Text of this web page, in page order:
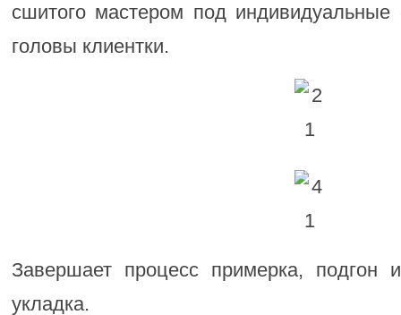
сшитого мастером под индивидуальные
головы клиентки.
Завершает процесс примерка, подгон
укладка.